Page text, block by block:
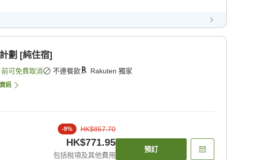
劃 [純住宿]
前可免費取消 不連餐飲 Rakuten 獨家
訊
-9% HK$857.70
HK$771.95
包括稅項及其他費用
預訂